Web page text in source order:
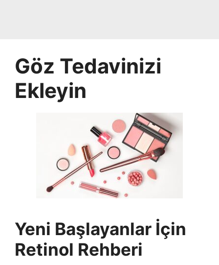
Göz Tedavinizi
Ekleyin
Yeni Başlayanlar İçin
Retinol Rehberi